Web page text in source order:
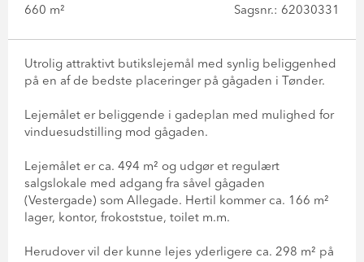
660 m² Sagsnr.: 62030331
Utrolig attraktivt butikslejemål med synlig beliggenhed
på en af de bedste placeringer på gågaden i Tønder.
Lejemålet er beliggende i gadeplan med mulighed for
vinduesudstilling mod gågaden.
Lejemålet er ca. 494 m² og udgør et regulært
salgslokale med adgang fra såvel gågaden
(Vestergade) som Allegade. Hertil kommer ca. 166 m²
lager, kontor, frokoststue, toilet m.m.
Herudover vil der kunne lejes yderligere ca. 298 m² på